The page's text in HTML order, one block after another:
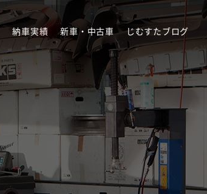
納車実績 新車・中古車 じむすたブログ